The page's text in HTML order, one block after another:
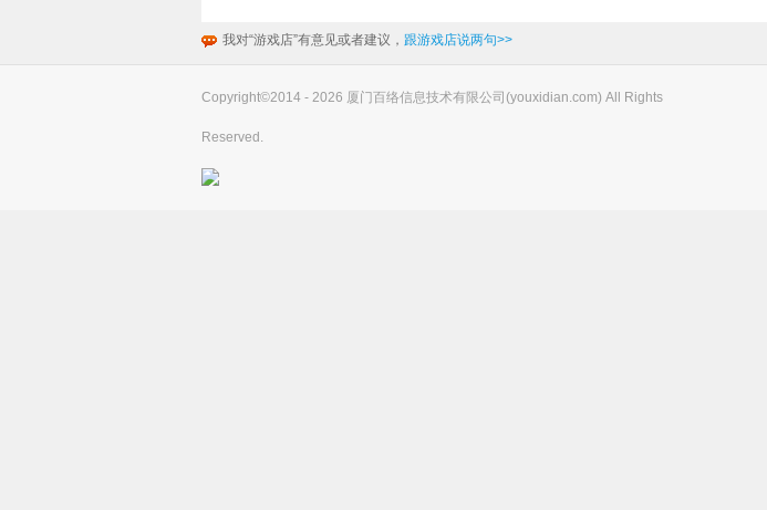
我对“游戏店”有意见或者建议， 跟游戏店说两句>>
Copyright©2014 - 2026 厦门百络信息技术有限公司(youxidian.com) All Rights
Reserved.